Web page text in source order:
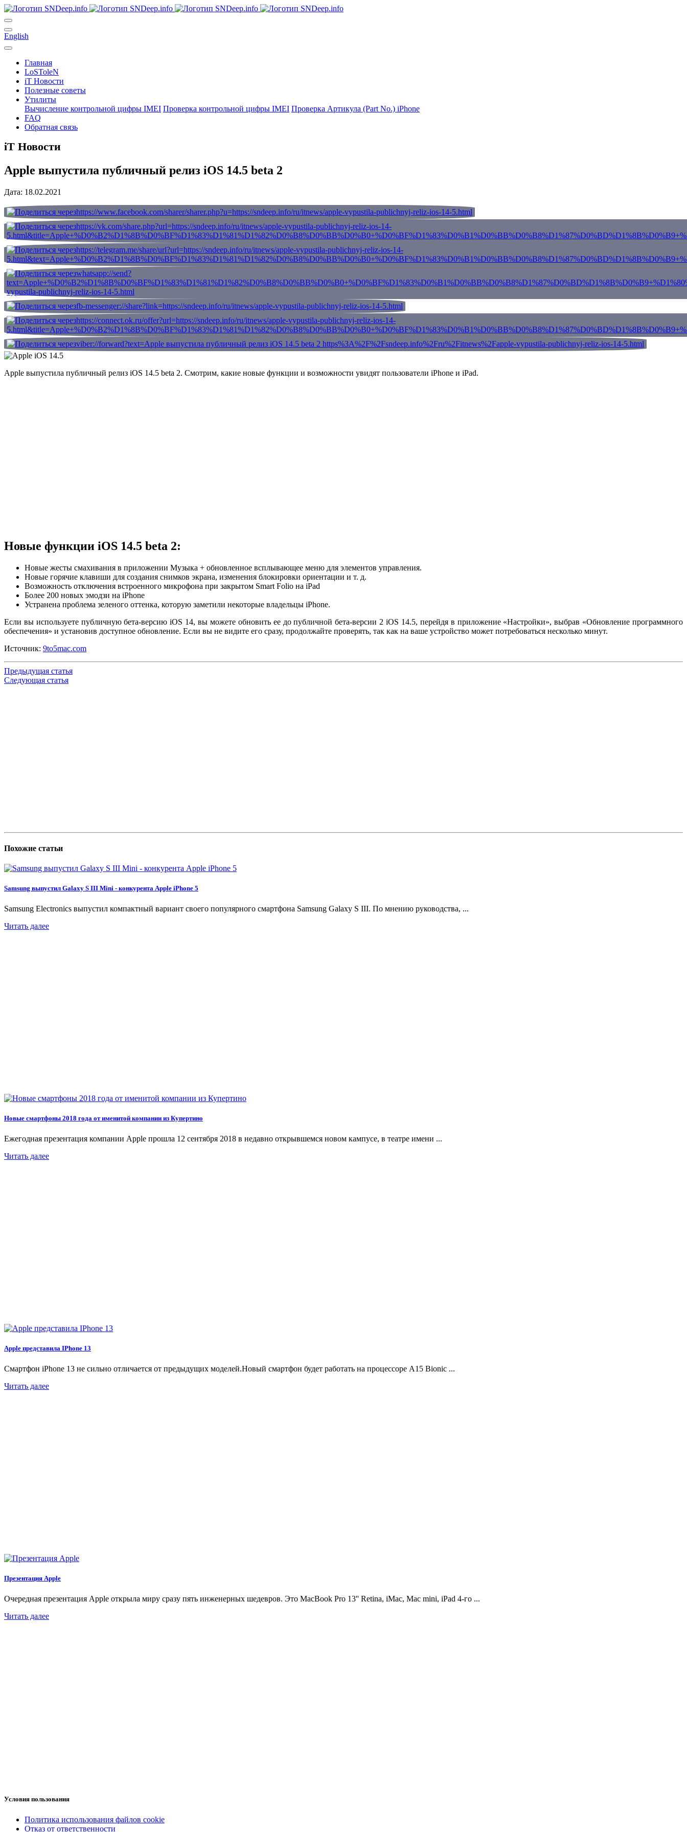
English
Главная
LoSToleN
iT Новости
Полезные советы
Утилиты
Вычисление контрольной цифры IMEI Проверка контрольной цифры IMEI Проверка Артикула (Part No.) iPhone
FAQ
Обратная связь
iT Новости
Apple выпустила публичный релиз iOS 14.5 beta 2
Дата: 18.02.2021
Apple выпустила публичный релиз iOS 14.5 beta 2. Смотрим, какие новые функции и возможности увидят пользователи iPhone и iPad.
Новые функции iOS 14.5 beta 2:
Новые жесты смахивания в приложении Музыка + обновленное всплывающее меню для элементов управления.
Новые горячие клавиши для создания снимков экрана, изменения блокировки ориентации и т. д.
Возможность отключения встроенного микрофона при закрытом Smart Folio на iPad
Более 200 новых эмодзи на iPhone
Устранена проблема зеленого оттенка, которую заметили некоторые владельцы iPhone.
Если вы используете публичную бета-версию iOS 14, вы можете обновить ее до публичной бета-версии 2 iOS 14.5, перейдя в приложение «Настройки», выбрав «Обновление программного
обеспечения» и установив доступное обновление. Если вы не видите его сразу, продолжайте проверять, так как на ваше устройство может потребоваться несколько минут.
Источник: 9to5mac.com
Предыдущая статья
Следующая статья
Похожие статьи
Samsung выпустил Galaxy S III Mini - конкурента Apple iPhone 5
Samsung Electronics выпустил компактный вариант своего популярного смартфона Samsung Galaxy S III. По мнению руководства, ...
Читать далее
Новые смартфоны 2018 года от именитой компании из Купертино
Ежегодная презентация компании Apple прошла 12 сентября 2018 в недавно открывшемся новом кампусе, в театре имени ...
Читать далее
Apple представила IPhone 13
Смартфон iPhone 13 не сильно отличается от предыдущих моделей.Новый смартфон будет работать на процессоре A15 Bionic ...
Читать далее
Презентация Apple
Очередная презентация Apple открыла миру сразу пять инженерных шедевров. Это MacBook Pro 13'' Retina, iMac, Mac mini, iPad 4-го ...
Читать далее
Условия пользования
Политика использования файлов cookie
Отказ от ответственности